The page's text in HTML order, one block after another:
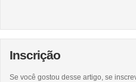
Inscrição
Se você gostou desse artigo, se